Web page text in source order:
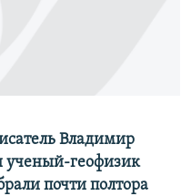
Владимир
геофизик
почти полтора